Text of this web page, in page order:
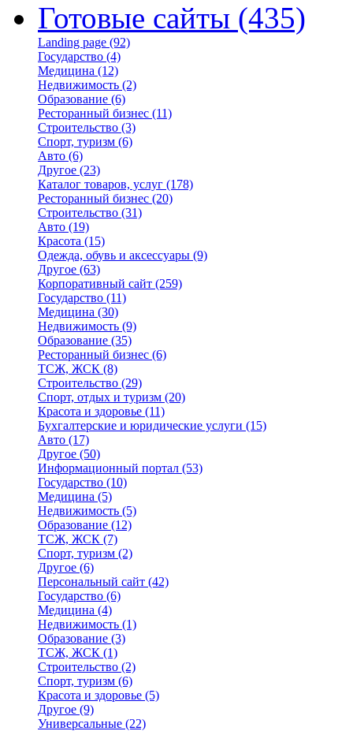
Готовые сайты (435)
Landing page (92)
Государство (4)
Медицина (12)
Недвижимость (2)
Образование (6)
Ресторанный бизнес (11)
Строительство (3)
Спорт, туризм (6)
Авто (6)
Другое (23)
Каталог товаров, услуг (178)
Ресторанный бизнес (20)
Строительство (31)
Авто (19)
Красота (15)
Одежда, обувь и аксессуары (9)
Другое (63)
Корпоративный сайт (259)
Государство (11)
Медицина (30)
Недвижимость (9)
Образование (35)
Ресторанный бизнес (6)
ТСЖ, ЖСК (8)
Строительство (29)
Спорт, отдых и туризм (20)
Красота и здоровье (11)
Бухгалтерские и юридические услуги (15)
Авто (17)
Другое (50)
Информационный портал (53)
Государство (10)
Медицина (5)
Недвижимость (5)
Образование (12)
ТСЖ, ЖСК (7)
Спорт, туризм (2)
Другое (6)
Персональный сайт (42)
Государство (6)
Медицина (4)
Недвижимость (1)
Образование (3)
ТСЖ, ЖСК (1)
Строительство (2)
Спорт, туризм (6)
Красота и здоровье (5)
Другое (9)
Универсальные (22)